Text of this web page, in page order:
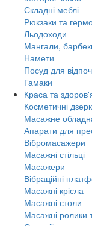
Складні меблі
Рюкзаки та
Льодоходи
Мангали,
Намети
Посуд для
Гамаки
Краса та
Косметичні
Масажне
Апарати для
Вібромасажери
Масажні стільці
Масажери
Вібраційні
Масажні крісла
Масажні столи
Масажні ролики